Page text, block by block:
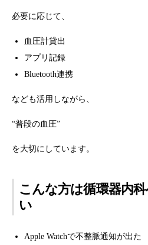
必要に応じて、
血圧計貸出
アプリ記録
Bluetooth連携
なども活用しながら、
“普段の血圧”
を大切にしています。
こんな方は循環器内
い
Apple Watchで不整脈通知が出た